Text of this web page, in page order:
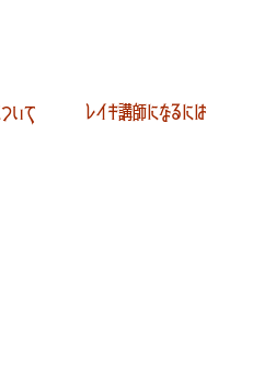
いて レイキ講師になるには